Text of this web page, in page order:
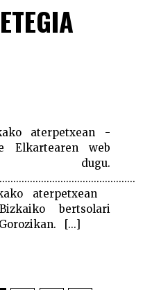
aterpetxean -
Elkartearen web
dugu.
aterpetxean
bertsolari
[...]